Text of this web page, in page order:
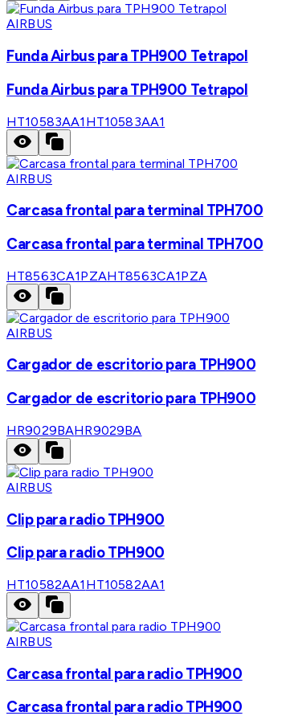
AIRBUS
Funda Airbus para TPH900 Tetrapol
Funda Airbus para TPH900 Tetrapol
HT10583AA1 HT10583AA1
AIRBUS
Carcasa frontal para terminal TPH700
Carcasa frontal para terminal TPH700
HT8563CA1PZAHT8563CA1PZA
AIRBUS
Cargador de escritorio para TPH900
Cargador de escritorio para TPH900
HR9029BAHR9029BA
AIRBUS
Clip para radio TPH900
Clip para radio TPH900
HT10582AA1 HT10582AA1
AIRBUS
Carcasa frontal para radio TPH900
Carcasa frontal para radio TPH900